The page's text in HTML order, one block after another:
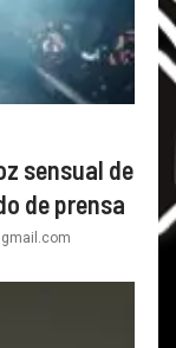
sensual de
de prensa